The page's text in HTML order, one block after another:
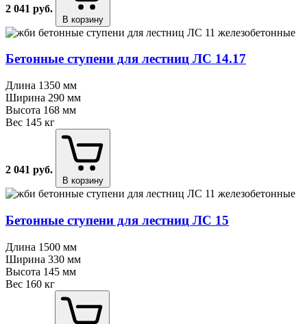
2 041 руб.
В корзину
Бетонные ступени для лестниц ЛС 14.17
Длина 1350 мм
Ширина 290 мм
Высота 168 мм
Вес 145 кг
2 041 руб.
В корзину
Бетонные ступени для лестниц ЛС 15
Длина 1500 мм
Ширина 330 мм
Высота 145 мм
Вес 160 кг